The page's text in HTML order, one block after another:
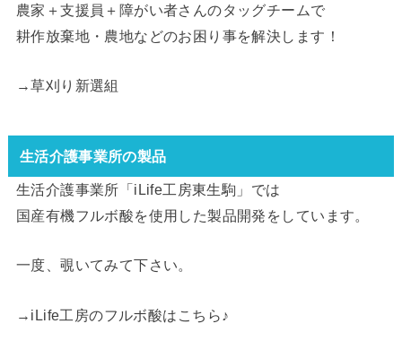
農家＋支援員＋障がい者さんのタッグチームで
耕作放棄地・農地などのお困り事を解決します！
→草刈り新選組
生活介護事業所の製品
生活介護事業所「iLife工房東生駒」では
国産有機フルボ酸を使用した製品開発をしています。
一度、覗いてみて下さい。
→ iLife工房のフルボ酸はこちら♪